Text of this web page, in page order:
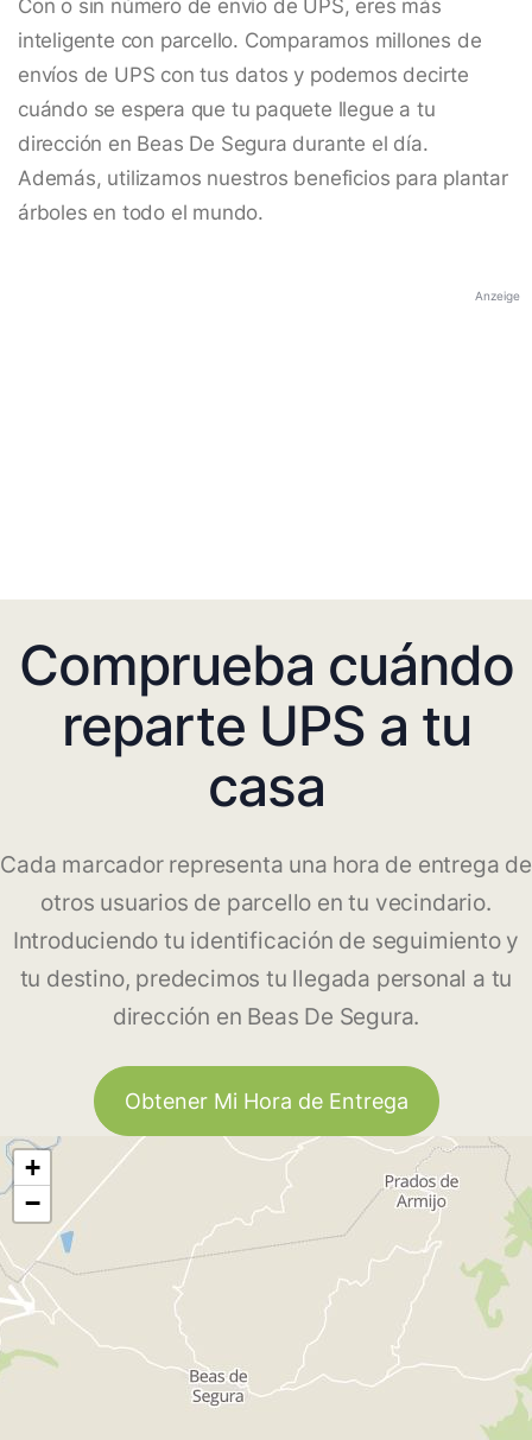
Con o sin número de envío de UPS, eres más
inteligente con parcello. Comparamos millones de
envíos de UPS con tus datos y podemos decirte
cuándo se espera que tu paquete llegue a tu
dirección en Beas De Segura durante el día.
Además, utilizamos nuestros beneficios para plantar
árboles en todo el mundo.
Anzeige
Comprueba cuándo
reparte UPS a tu
casa
Cada marcador representa una hora de entrega de
otros usuarios de parcello en tu vecindario.
Introduciendo tu identificación de seguimiento y
tu destino, predecimos tu llegada personal a tu
dirección en Beas De Segura.
Obtener Mi Hora de Entrega
+
−